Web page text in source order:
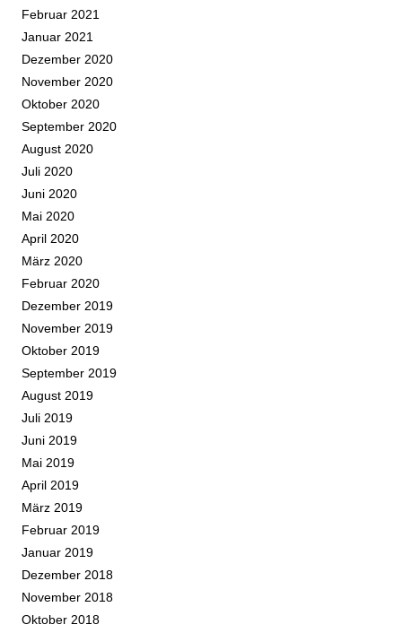
Februar 2021
Januar 2021
Dezember 2020
November 2020
Oktober 2020
September 2020
August 2020
Juli 2020
Juni 2020
Mai 2020
April 2020
März 2020
Februar 2020
Dezember 2019
November 2019
Oktober 2019
September 2019
August 2019
Juli 2019
Juni 2019
Mai 2019
April 2019
März 2019
Februar 2019
Januar 2019
Dezember 2018
November 2018
Oktober 2018